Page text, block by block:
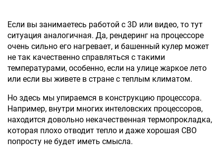
Если вы занимаетесь работой с 3D или видео, то тут
ситуация аналогичная. Да, рендеринг на процессоре
очень сильно его нагревает, и башенный кулер может
не так качественно справляться с такими
температурами, особенно, если на улице жаркое лето
или если вы живете в стране с теплым климатом.
Но здесь мы упираемся в конструкцию процессора.
Например, внутри многих интеловских процессоров,
находится довольно некачественная термопрокладка,
которая плохо отводит тепло и даже хорошая СВО
попросту не будет иметь смысла.